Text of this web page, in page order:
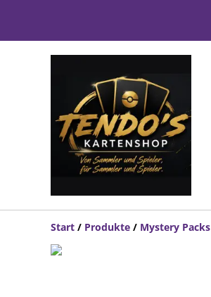
Start / Produkte / Mystery Packs